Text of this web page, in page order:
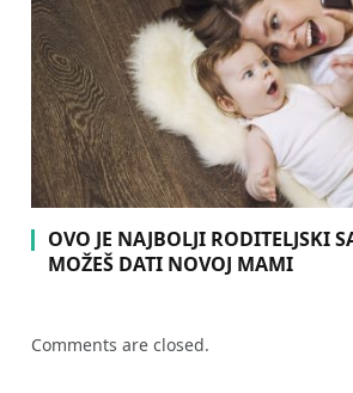
OVO JE NAJBOLJI RODITELJSKI
MOŽEŠ DATI NOVOJ MAMI
Comments are closed.